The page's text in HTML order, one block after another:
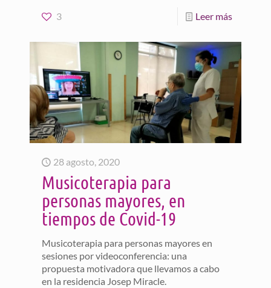
3 Leer más
28 agosto, 2020
Musicoterapia para
personas mayores, en
tiempos de Covid-19
Musicoterapia para personas mayores en
sesiones por videoconferencia: una
propuesta motivadora que llevamos a cabo
en la residencia Josep Miracle.